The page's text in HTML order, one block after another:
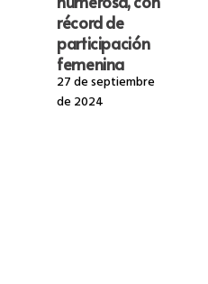
récord de
participación
femenina
27 de septiembre
de 2024